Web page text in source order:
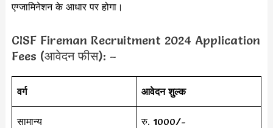
एग्जामिनेशन के आधार पर होगा।
CISF Fireman Recruitment 2024 Application
Fees (आवेदन फीस): –
वर्ग आवेदन शुल्क
सामान्य रु. 1000/-